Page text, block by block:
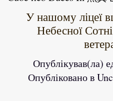
У нашому ліцеї
Небесної
Опублікував(ла)
Опубліковано в